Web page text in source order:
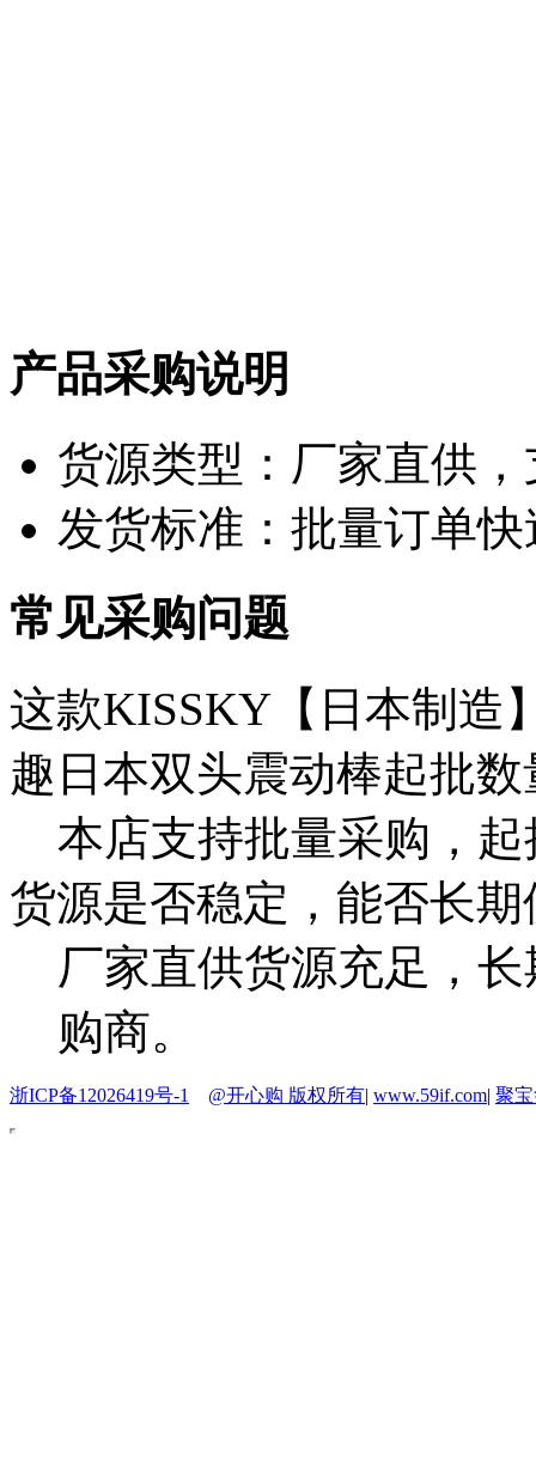
产品采购说明
货源类型：厂家直供
发货标准：批量订单
常见采购问题
这款KISSKY【日本制造
趣日本双头震动棒起批
本店支持批量采购，
货源是否稳定，能否长期
厂家直供货源充足，
购商。
浙ICP备12026419号-1 @开心购 版权所有| www.59if.com| 聚